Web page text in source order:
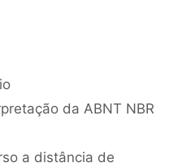
da ABNT NBR
a distância de